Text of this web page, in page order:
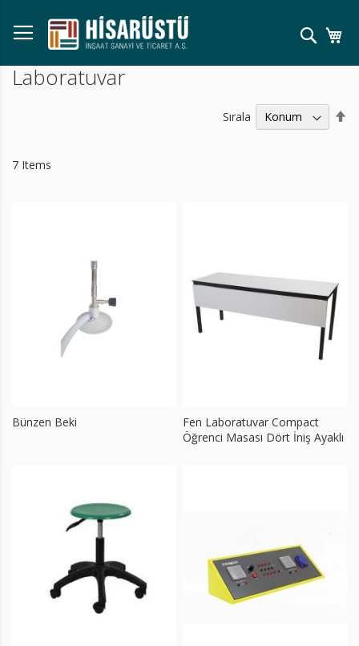
to
Content
Ara
Laboratuvar
7 Items
Sırala
Bünzen Beki
Fen Laboratuvar Compact
Öğrenci Masası Dört İniş Ayaklı